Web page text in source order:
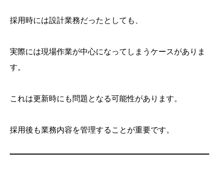
採用時には設計業務だったとしても、
実際には現場作業が中心になってしまうケースがありま
す。
これは更新時にも問題となる可能性があります。
採用後も業務内容を管理することが重要です。